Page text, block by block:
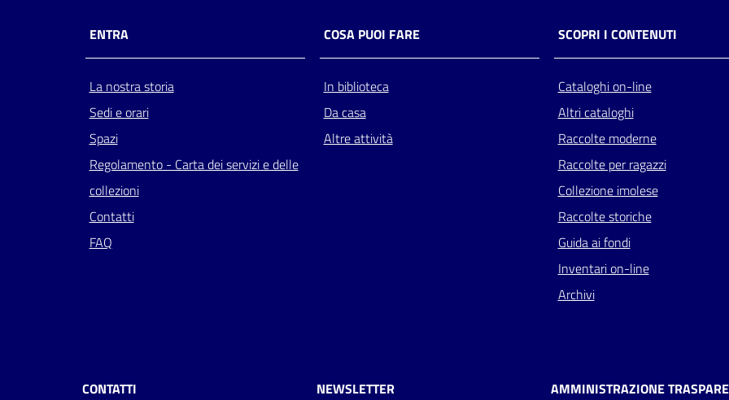
ENTRA
La nostra storia
Sedi e orari
Spazi
Regolamento - Carta dei servizi e delle
collezioni
Contatti
FAQ
COSA PUOI FARE
In biblioteca
Da casa
Altre attività
SCOPRI I CONTENUTI
Cataloghi on-line
Altri cataloghi
Raccolte moderne
Raccolte per ragazzi
Collezione imolese
Raccolte storiche
Guida ai fondi
Inventari on-line
Archivi
CONTATTI NEWSLETTER AMMINISTRAZIONE